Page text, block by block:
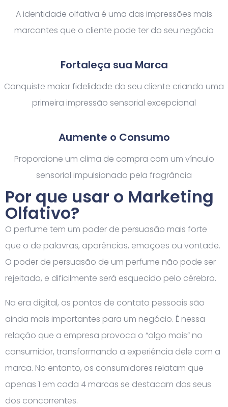
A identidade olfativa é uma das impressões mais
marcantes que o cliente pode ter do seu negócio
Fortaleça sua Marca
Conquiste maior fidelidade do seu cliente criando uma
primeira impressão sensorial excepcional
Aumente o Consumo
Proporcione um clima de compra com um vínculo
sensorial impulsionado pela fragrância
Por que usar o Marketing
Olfativo?
O perfume tem um poder de persuasão mais forte
que o de palavras, aparências, emoções ou vontade.
O poder de persuasão de um perfume não pode ser
rejeitado, e dificilmente será esquecido pelo cérebro.
Na era digital, os pontos de contato pessoais são
ainda mais importantes para um negócio. É nessa
relação que a empresa provoca o “algo mais” no
consumidor, transformando a experiência dele com a
marca. No entanto, os consumidores relatam que
apenas 1 em cada 4 marcas se destacam dos seus
dos concorrentes.